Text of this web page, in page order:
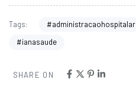
Tags: #administracaohospitalar
#ianasaude
SHARE ON